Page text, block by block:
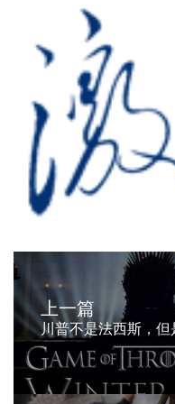
上一篇
川普不是法西斯，